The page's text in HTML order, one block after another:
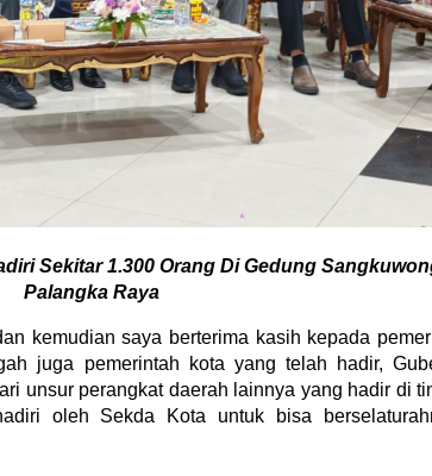
Sekitar 1.300 Orang Di Gedung
Palangka Raya
kemudian saya berterima kasih kepada
juga pemerintah kota yang telah hadir,
unsur perangkat daerah lainnya yang hadir di
oleh Sekda Kota untuk bisa